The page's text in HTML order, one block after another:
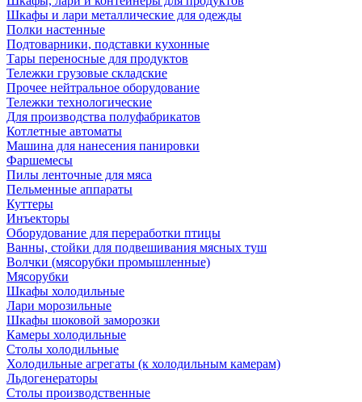
Шкафы и лари металлические для одежды
Полки настенные
Подтоварники, подставки кухонные
Тары переносные для продуктов
Тележки грузовые складские
Прочее нейтральное оборудование
Тележки технологические
Для производства полуфабрикатов
Котлетные автоматы
Машина для нанесения панировки
Фаршемесы
Пилы ленточные для мяса
Пельменные аппараты
Куттеры
Инъекторы
Оборудование для переработки птицы
Ванны, стойки для подвешивания мясных туш
Волчки (мясорубки промышленные)
Мясорубки
Шкафы холодильные
Лари морозильные
Шкафы шоковой заморозки
Камеры холодильные
Столы холодильные
Холодильные агрегаты (к холодильным камерам)
Льдогенераторы
Столы производственные